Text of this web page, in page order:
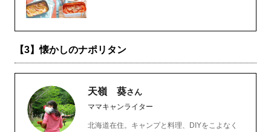
【3】懐かしのナポリタン
天嶺 葵さん
ママキャンライター
北海道在住。キャンプと料理、DIYをこよなく